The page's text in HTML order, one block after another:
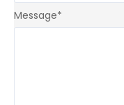
Message*